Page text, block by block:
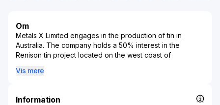
Om
Metals X Limited engages in the production of tin in
Australia. The company holds a 50% interest in the
Renison tin project located on the west coast of
is based in South Perth, Australia.
Vis mere
Information